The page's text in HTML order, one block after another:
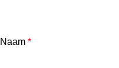
Naam *